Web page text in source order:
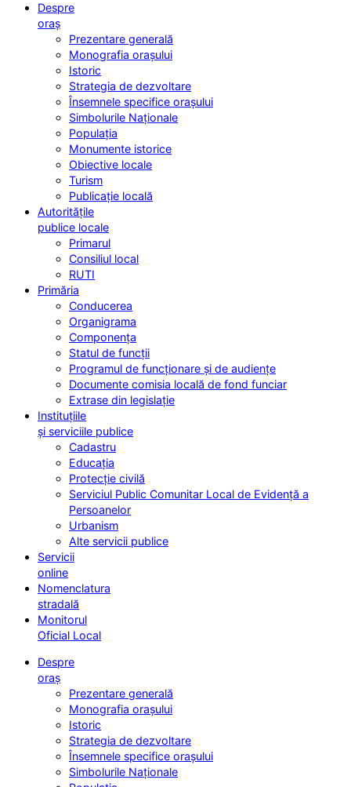
Despre
oraș
Prezentare generală
Monografia orașului
Istoric
Strategia de dezvoltare
Însemnele specifice orașului
Simbolurile Naționale
Populația
Monumente istorice
Obiective locale
Turism
Publicație locală
Autoritățile
publice locale
Primarul
Consiliul local
RUTI
Primăria
Conducerea
Organigrama
Componența
Statul de funcții
Programul de funcționare și de audiențe
Documente comisia locală de fond funciar
Extrase din legislație
Instituțiile
și serviciile publice
Cadastru
Educația
Protecție civilă
Serviciul Public Comunitar Local de Evidență a
Persoanelor
Urbanism
Alte servicii publice
Servicii
online
Nomenclatura
stradală
Monitorul
Oficial Local
Despre
oraș
Prezentare generală
Monografia orașului
Istoric
Strategia de dezvoltare
Însemnele specifice orașului
Simbolurile Naționale